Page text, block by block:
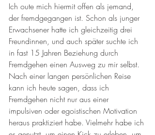
Ich oute mich hiermit offen als jemand,
der fremdgegangen ist. Schon als junger
Erwachsener hatte ich gleichzeitig drei
Freundinnen, und auch später suchte ich
in fast 15 Jahren Beziehung durch
Fremdgehen einen Ausweg zu mir selbst.
Nach einer langen persönlichen Reise
kann ich heute sagen, dass ich
Fremdgehen nicht nur aus einer
impulsiven oder egoistischen Motivation
heraus praktiziert habe. Vielmehr habe ich